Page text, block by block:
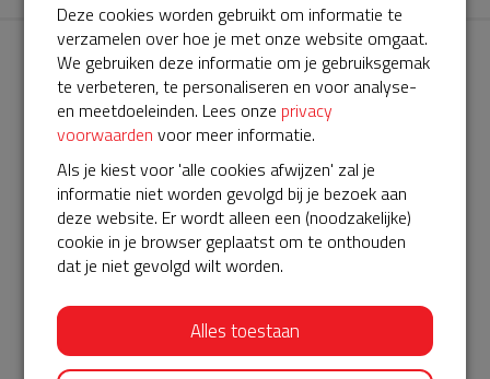
AED360-ProCardio
ServiceBuurtAED wordt aangeboden door de Hartstichting en
AED360-ProCardio. Net als bij BuurtAED is AED360-ProCardio
de leverancier van het servicepakket en ontzorgen zij jou de
komende jaren. AED360-ProCardio is gespecialiseerd in de
levering en het onderhoud van Philips AED’s.
Deze cookies worden gebruikt om informatie te
verzamelen over hoe je met onze website omgaat.
We gebruiken deze informatie om je gebruiksgemak
te verbeteren, te personaliseren en voor analyse-
en meetdoeleinden. Lees onze privacy
voorwaarden voor meer informatie.
Als je kiest voor 'alle cookies afwijzen' zal je
informatie niet worden gevolgd bij je bezoek aan
deze website. Er wordt alleen een (noodzakelijke)
cookie in je browser geplaatst om te onthouden
dat je niet gevolgd wilt worden.
Alles toestaan